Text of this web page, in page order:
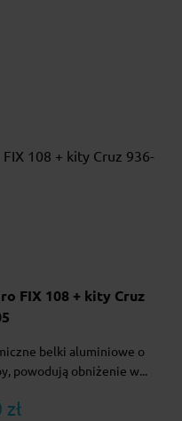
FIX 108 + kity Cruz
belki aluminiowe o
powodują obniżenie w...